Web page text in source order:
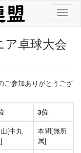
ア卓球大会
ご参加ありがとうござ
3位
[中丸
本間[無所
属]